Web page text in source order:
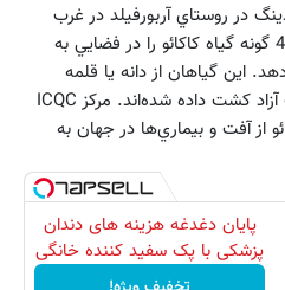
در روستاي آربورفيلد در غرب
لندن راه‌اندازي شده، بيش از 400 گونه گياه كاكائو را در فضايي به
اين گياهان از دانه يا قلمه
گياهان كاكائوي سالم در طبيعت آزاد كشت داده شده‌اند. مركز ICQC
از آفت و بيماري‌ها در جهان به
پایان دغدغه هزینه های دندان
پزشکی با پک سفید کننده خانگی